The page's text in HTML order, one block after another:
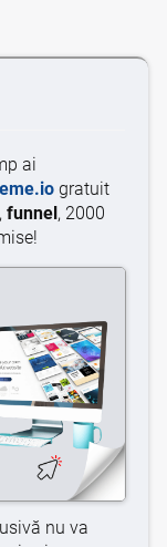
ai
gratuit
, funnel , 2000
nu va